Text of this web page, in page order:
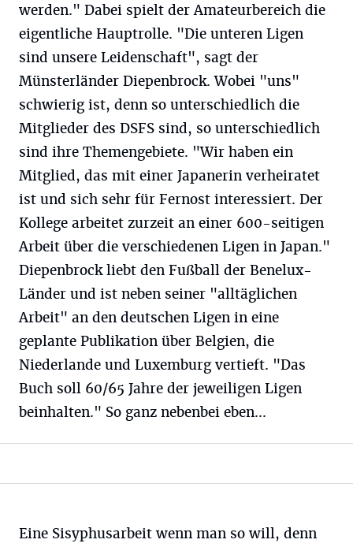
werden." Dabei spielt der Amateurbereich die
eigentliche Hauptrolle. "Die unteren Ligen
sind unsere Leidenschaft", sagt der
Münsterländer Diepenbrock. Wobei "uns"
schwierig ist, denn so unterschiedlich die
Mitglieder des DSFS sind, so unterschiedlich
sind ihre Themengebiete. "Wir haben ein
Mitglied, das mit einer Japanerin verheiratet
ist und sich sehr für Fernost interessiert. Der
Kollege arbeitet zurzeit an einer 600-seitigen
Arbeit über die verschiedenen Ligen in Japan."
Diepenbrock liebt den Fußball der Benelux-
Länder und ist neben seiner "alltäglichen
Arbeit" an den deutschen Ligen in eine
geplante Publikation über Belgien, die
Niederlande und Luxemburg vertieft. "Das
Buch soll 60/65 Jahre der jeweiligen Ligen
beinhalten." So ganz nebenbei eben...
Eine Sisyphusarbeit wenn man so will, denn